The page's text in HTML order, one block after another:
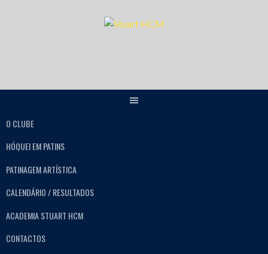
O CLUBE
HÓQUEI EM PATINS
PATINAGEM ARTÍSTICA
CALENDÁRIO / RESULTADOS
ACADEMIA STUART HCM
CONTACTOS